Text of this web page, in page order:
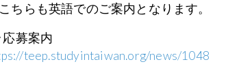
ちらも英語でのご案内となります。
募案内
teep.studyintaiwan.org/news/1048